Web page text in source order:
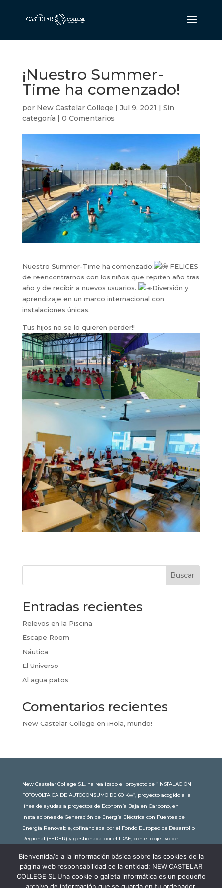
¡Nuestro Summer-
Time ha comenzado!
por New Castelar College | Jul 9, 2021 | Sin
categoría | 0 Comentarios
Nuestro Summer-Time ha comenzado:
FELICES
de reencontrarnos con los niños que repiten año tras
año y de recibir a nuevos usuarios.
Diversión y
aprendizaje en un marco internacional con
instalaciones únicas.
Tus hijos no se lo quieren perder!!
Buscar
Entradas recientes
Relevos en la Piscina
Escape Room
Náutica
El Universo
Al agua patos
Comentarios recientes
New Castelar College en ¡Hola, mundo!
New Castelar College S.L. ha realizado el proyecto de “INSTALACIÓN
FOTOVOLTAICA DE AUTOCONSUMO DE 60 Kw”, proyecto acogido a la
línea de ayudas a proyectos de Economía Baja en Carbono, en
Instalaciones de Generación de Energía Eléctrica con Fuentes de
Energía Renovable, cofinanciada por el Fondo Europeo de Desarrollo
Regional (FEDER) y gestionada por el IDAE, con el objetivo de
subvención de 30.245,63€. Con una potencia instalada de 60kW, la
comunidad educativa de New Castelar ahorra al planeta 34,79
toneladas de CO2 al año, lo que equivale a recorrer 116.677 km en coche
Bienvenida/o a la información básica sobre las cookies de la
página web responsabilidad de la entidad: NEW CASTELAR
COLLEGE SL Una cookie o galleta informática es un pequeño
archivo de información que se guarda en tu ordenador,